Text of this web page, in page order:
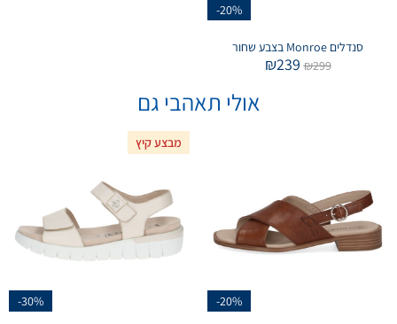
-20%
סנדלים Monroe בצבע שחור
₪299
₪239
אולי תאהבי גם
-20%
מבצע קיץ
-30%